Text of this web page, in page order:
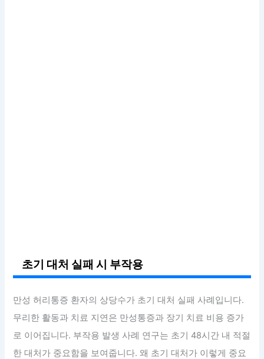
초기 대처 실패 시 부작용
만성 허리통증 환자의 상당수가 초기 대처 실패 사례입니다.
무리한 활동과 치료 지연은 만성통증과 장기 치료 비용 증가
로 이어집니다. 부작용 발생 사례 연구는 초기 48시간 내 적절
한 대처가 중요함을 보여줍니다. 왜 초기 대처가 이렇게 중요